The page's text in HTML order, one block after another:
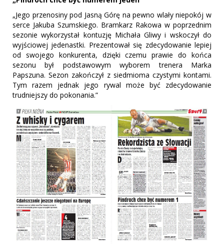
„Jego przenosiny pod Jasną Górę na pewno wlały niepokój w
serce Jakuba Szumskiego. Bramkarz Rakowa w poprzednim
sezonie wykorzystał kontuzję Michała Gliwy i wskoczył do
wyjściowej jedenastki. Prezentował się zdecydowanie lepiej
od swojego konkurenta, dzięki czemu prawie do końca
sezonu był podstawowym wyborem trenera Marka
Papszuna. Sezon zakończył z siedmioma czystymi kontami.
Tym razem jednak jego rywal może być zdecydowanie
trudniejszy do pokonania.”